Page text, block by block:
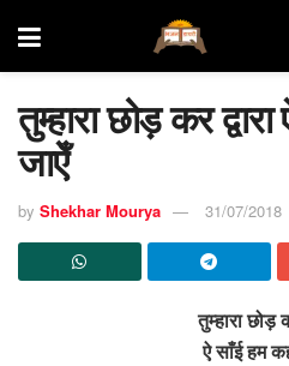
तुम्हारा छोड़ कर
जाऐँ
by Shekhar Mourya 31/07/2018
तुम्हारा छोड़
ऐ साँई हम